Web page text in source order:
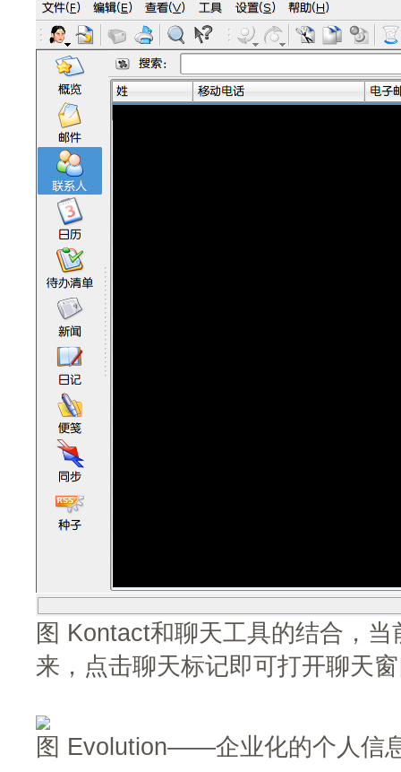
图 Kontact和聊天工具的结合，
来，点击聊天标记即可打开聊天
图 Evolution——企业化的个人信